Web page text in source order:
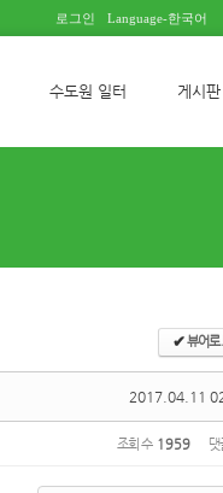
로그인 Language-한국어
수도원 일터 게시판
✔뷰어로
2017.04.11
조회 수 1959 댓